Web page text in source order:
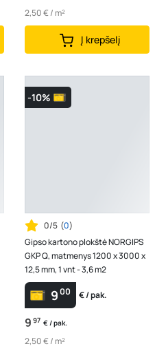
2,50 € / m²
Į krepšelį
-10%
0/5 (0)
Gipso kartono plokštė NORGIPS
GKP Q, matmenys 1200 x 3000 x
12,5 mm, 1 vnt - 3,6 m2
900 € / pak.
9 97 € / pak.
2,50 € / m²